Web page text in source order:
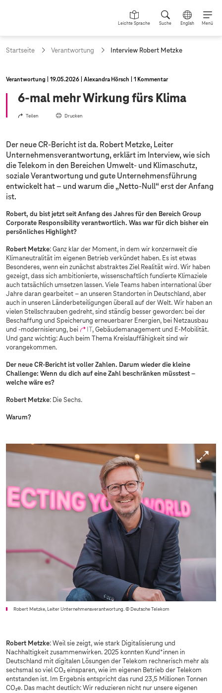
Leichte Sprache Suche English Menü
Startseite Verantwortung
a
u
l
l
i
t
e
:
Interview Robert Metzke
Verantwortung 19.05.2026 Alexandra Hörsch 1 Kommentar
6-mal mehr Wirkung fürs Klima
Teilen Drucken
Der neue CR-Bericht ist da. Robert Metzke, Leiter
Unternehmensverantwortung, erklärt im Interview, wie sich
die Telekom in den Bereichen Umwelt- und Klimaschutz,
soziale Verantwortung und gute Unternehmensführung
entwickelt hat – und warum die „Netto-Null“ erst der Anfang
ist.
Robert, du bist jetzt seit Anfang des Jahres für den Bereich Group
Corporate Responsibility verantwortlich. Was war für dich bisher ein
persönliches Highlight?
Robert Metzke: Ganz klar der Moment, in dem wir konzernweit die
Klimaneutralität im eigenen Betrieb verkündet haben. Es ist etwas
Besonderes, wenn ein zunächst abstraktes Ziel Realität wird. Wir haben
gezeigt, dass sich ambitionierte, wissenschaftlich fundierte Klimaziele
auch tatsächlich umsetzen lassen. Viele Teams haben international über
Jahre daran gearbeitet – an unseren Standorten in Deutschland, aber
auch in unseren Länderbeteiligungen überall auf der Welt. Wir haben an
vielen Stellschrauben gedreht, sind ständig besser geworden: bei der
Beschaffung und Speicherung erneuerbarer Energien, bei Netzausbau
und -modernisierung, bei
IT , Gebäudemanagement und E-Mobilität.
Und ganz wichtig: Auch beim Thema Kreislauffähigkeit sind wir
vorangekommen.
Der neue CR-Bericht ist voller Zahlen. Darum wieder die kleine
Challenge: Wenn du dich auf eine Zahl beschränken müsstest –
welche wäre es?
Robert Metzke: Die Sechs.
Warum?
Robert Metzke, Leiter Unternehmensverantwortung.© Deutsche Telekom
Robert Metzke: Weil sie zeigt, wie stark Digitalisierung und
Nachhaltigkeit zusammenwirken. 2025 konnten Kund*innen in
Deutschland mit digitalen Lösungen der Telekom rechnerisch mehr als
sechsmal so viel CO₂ einsparen, wie im eigenen Betrieb der Telekom
entstanden ist. Im Ergebnis entspricht das rund 23,5 Millionen Tonnen
CO₂e. Das macht deutlich: Wir reduzieren nicht nur unsere eigenen